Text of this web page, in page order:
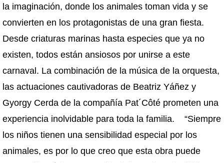
la imaginación, donde los animales toman vida y se
convierten en los protagonistas de una gran fiesta.
Desde criaturas marinas hasta especies que ya no
existen, todos están ansiosos por unirse a este
carnaval. La combinación de la música de la orquesta,
las actuaciones cautivadoras de Beatriz Yáñez y
Gyorgy Cerda de la compañía Pat´Côté prometen una
experiencia inolvidable para toda la familia. “Siempre
los niños tienen una sensibilidad especial por los
animales, es por lo que creo que esta obra puede